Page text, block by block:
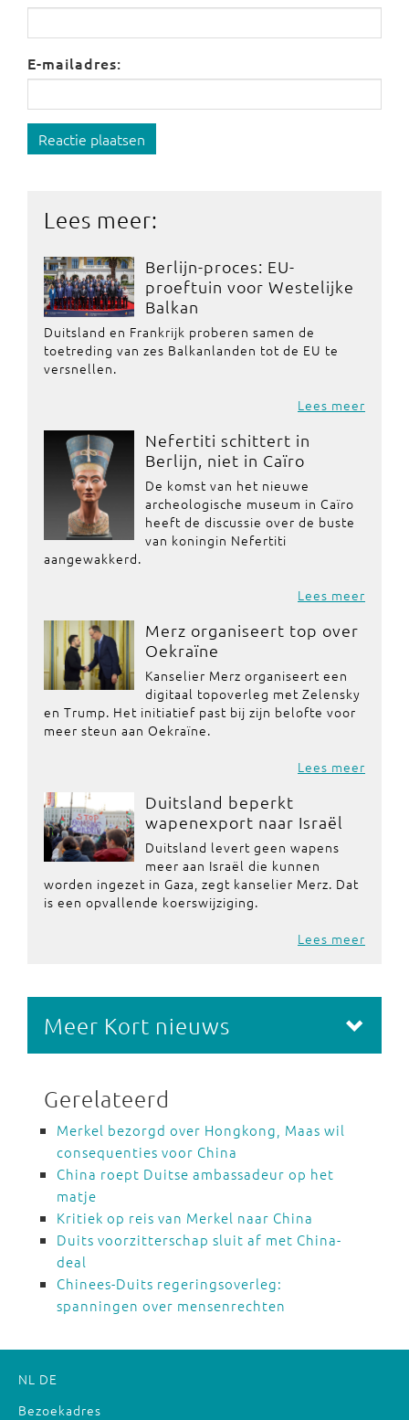
E-mailadres:
Reactie plaatsen
Lees meer:
Berlijn-proces: EU-
proeftuin voor Westelijke
Balkan
Duitsland en Frankrijk proberen samen de
toetreding van zes Balkanlanden tot de EU te
versnellen.
Lees meer
Nefertiti schittert in
Berlijn, niet in Caïro
De komst van het nieuwe
archeologische museum in Caïro
heeft de discussie over de buste
van koningin Nefertiti
aangewakkerd.
Lees meer
Merz organiseert top over
Oekraïne
Kanselier Merz organiseert een
digitaal topoverleg met Zelensky
en Trump. Het initiatief past bij zijn belofte voor
meer steun aan Oekraïne.
Lees meer
Duitsland beperkt
wapenexport naar Israël
Duitsland levert geen wapens
meer aan Israël die kunnen
worden ingezet in Gaza, zegt kanselier Merz. Dat
is een opvallende koerswijziging.
Lees meer
Meer Kort nieuws
Gerelateerd
Merkel bezorgd over Hongkong, Maas wil
consequenties voor China
China roept Duitse ambassadeur op het
matje
Kritiek op reis van Merkel naar China
Duits voorzitterschap sluit af met China-
deal
Chinees-Duits regeringsoverleg:
spanningen over mensenrechten
NL DE
Bezoekadres